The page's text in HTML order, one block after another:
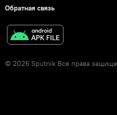
Обратная связь
© 2026 Sputnik Все права